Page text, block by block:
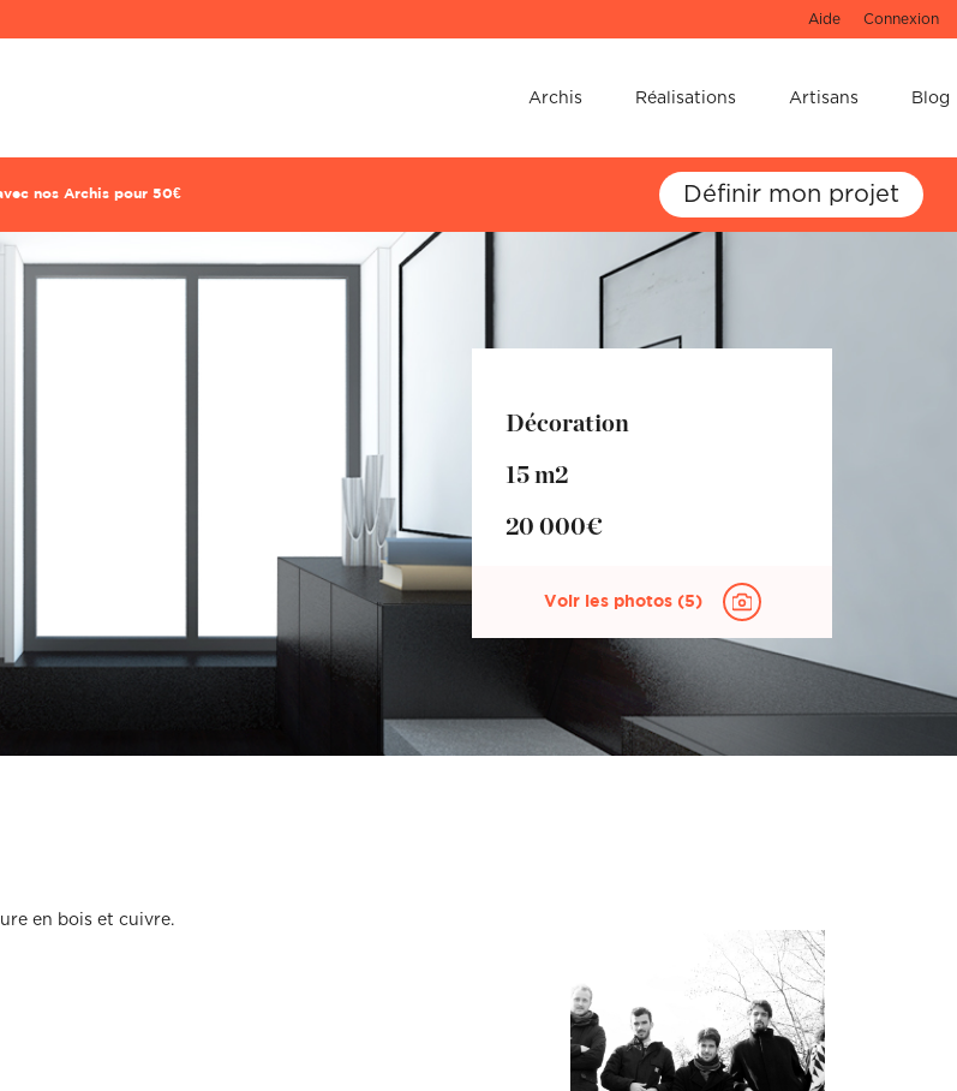
Aide Connexion
Archis Réalisations Artisans Blog
nos Archis pour 50€ Définir mon projet
Décoration
15 m2
20 000€
Voir les photos (5)
en bois et cuivre.
Prénom
Attention si votre ville contient des tirets, ne les oubliez pas !
Merci de cliquer sur votre ville dans le menu déroulant.
Vous souhaitez
Souhaitez-vous nous en dire plus sur votre projet ?
Prénom
Attention si votre ville contient des tirets, ne les oubliez pas !
(Ex: Nogent-sur-marne).
Merci de cliquer sur votre ville dans le menu déroulant.
Vous souhaitez